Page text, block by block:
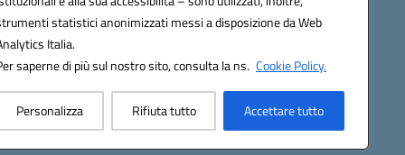
statistici anonimizzati messi a disposizione da Web
Italia.
saperne di più sul nostro sito, consulta la ns. Cookie Policy.
Personalizza Rifiuta tutto Accettare tutto